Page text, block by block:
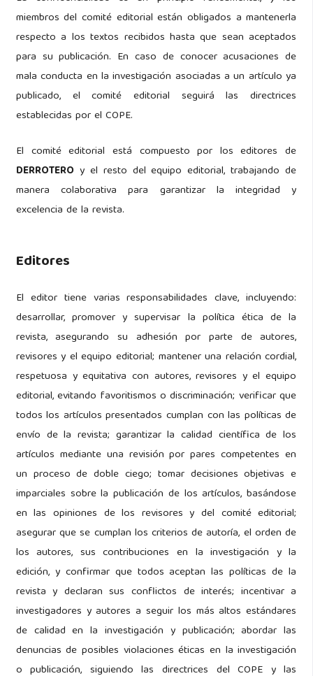
miembros del comité editorial están obligados a mantenerla
respecto a los textos recibidos hasta que sean aceptados
para su publicación. En caso de conocer acusaciones de
mala conducta en la investigación asociadas a un artículo ya
publicado, el comité editorial seguirá las directrices
establecidas por el COPE.
El comité editorial está compuesto por los editores de
DERROTERO y el resto del equipo editorial, trabajando de
manera colaborativa para garantizar la integridad y
excelencia de la revista.
Editores
El editor tiene varias responsabilidades clave, incluyendo:
desarrollar, promover y supervisar la política ética de la
revista, asegurando su adhesión por parte de autores,
revisores y el equipo editorial; mantener una relación cordial,
respetuosa y equitativa con autores, revisores y el equipo
editorial, evitando favoritismos o discriminación; verificar que
todos los artículos presentados cumplan con las políticas de
envío de la revista; garantizar la calidad científica de los
artículos mediante una revisión por pares competentes en
un proceso de doble ciego; tomar decisiones objetivas e
imparciales sobre la publicación de los artículos, basándose
en las opiniones de los revisores y del comité editorial;
asegurar que se cumplan los criterios de autoría, el orden de
los autores, sus contribuciones en la investigación y la
edición, y confirmar que todos aceptan las políticas de la
revista y declaran sus conflictos de interés; incentivar a
investigadores y autores a seguir los más altos estándares
de calidad en la investigación y publicación; abordar las
denuncias de posibles violaciones éticas en la investigación
o publicación, siguiendo las directrices del COPE y las